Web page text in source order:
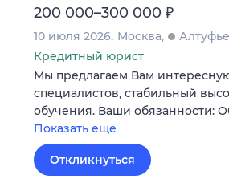
200 000–300 000 ₽
10 июля 2026 Москва
Кредитный юрист
Мы предлагаем Вам
специалистов, стабильный
обучения. Ваши обязанности:
Показать ещё
Откликнуться